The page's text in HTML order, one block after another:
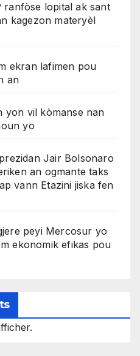
ranfòse lopital ak sant
kagezon materyèl
ekran lafimen pou
an
yon vil kòmanse nan
yo
Jair Bolsonaro
an ogmante taks
vann Etazini jiska fen
peyi Mercosur yo
ekonomik efikas pou